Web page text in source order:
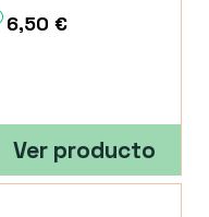
6,50 €
Ver producto